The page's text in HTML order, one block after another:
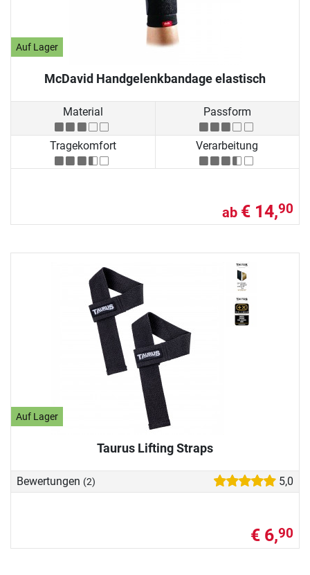
Auf Lager
McDavid Handgelenkbandage elastisch
Material Passform
Tragekomfort Verarbeitung
ab € 14,90
Auf Lager
Taurus Lifting Straps
Bewertungen (2) 5,0
€ 6,90